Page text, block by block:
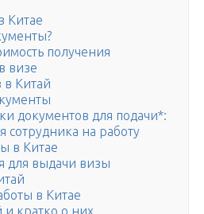
Китае
получения
визе
Китай
документов для подачи*:
сотрудника на работу
в Китае
для выдачи визы
в Китае
кратко о них